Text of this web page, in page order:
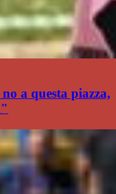
a questa piazza,